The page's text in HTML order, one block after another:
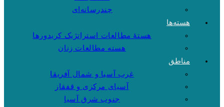
چندرسانه‌ای
هسته‌ها
هستهٔ مطالعات استراتژیک کریدورها
هسته مطالعات زنان
مناطق
غرب آسیا و شمال آفریقا
آسیای مرکزی و قفقاز
جنوب شرق آسیا